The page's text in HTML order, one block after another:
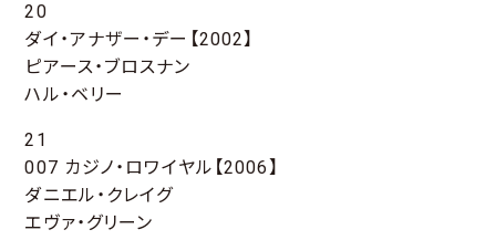
20
ダイ・アナザー・デー【2002】
ピアース・ブロスナン
ハル・ベリー
21
007 カジノ・ロワイヤル【2006】
ダニエル・クレイグ
エヴァ・グリーン